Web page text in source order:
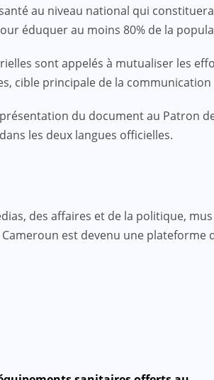
au niveau national qui
éduquer au moins 80% de la
sont appelés à mutualiser les
cible principale de la
du document au Patron
les deux langues officielles.
des affaires et de la politique,
est devenu une